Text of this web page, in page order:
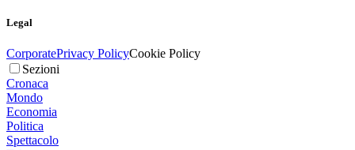
Legal
CorporatePrivacy PolicyCookie Policy
Sezioni
Cronaca
Mondo
Economia
Politica
Spettacolo